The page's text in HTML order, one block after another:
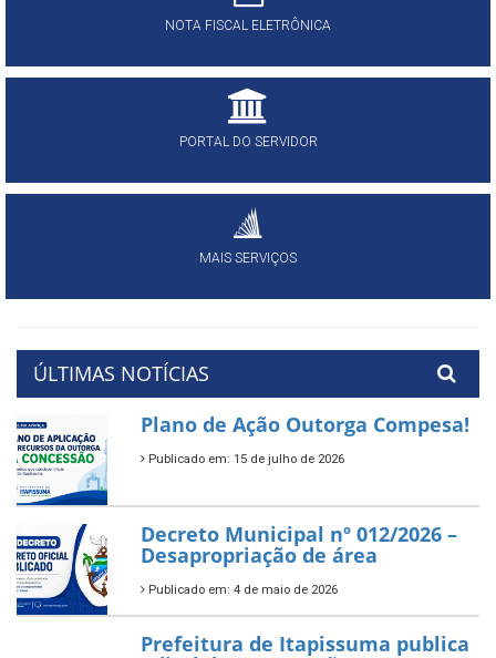
NOTA FISCAL ELETRÔNICA
PORTAL DO SERVIDOR
MAIS SERVIÇOS
ÚLTIMAS NOTÍCIAS
Plano de Ação Outorga Compesa!
Publicado em: 15 de julho de 2026
Decreto Municipal nº 012/2026 –
Desapropriação de área
Publicado em: 4 de maio de 2026
Prefeitura de Itapissuma publica